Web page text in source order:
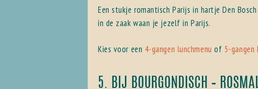
Een stukje romantisch Parijs in hartje Den
in de zaak waan je jezelf in Parijs.
Kies voor een 4-gangen lunchmenu of 5-gangen
5. BIJ BOURGONDISCH –